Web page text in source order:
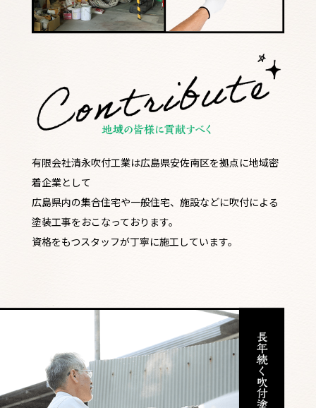
有限会社清永吹付工業は広島県安佐南区を拠点に地域密
着企業として
広島県内の集合住宅や一般住宅、施設などに吹付による
塗装工事をおこなっております。
資格をもつスタッフが丁寧に施工しています。